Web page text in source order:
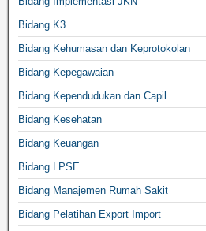
Bidang K3
Bidang Kehumasan dan Keprotokolan
Bidang Kepegawaian
Bidang Kependudukan dan Capil
Bidang Kesehatan
Bidang Keuangan
Bidang LPSE
Bidang Manajemen Rumah Sakit
Bidang Pelatihan Export Import